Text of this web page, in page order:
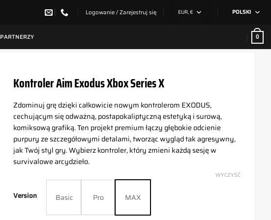
Logowanie / Zarejestruj się EUR, € POLSKI
PARTNERZY 0
Kontroler Aim Exodus Xbox Series X
Zdominuj grę dzięki całkowicie nowym kontrolerom EXODUS,
cechującym się odważną, postapokaliptyczną estetyką i surową,
komiksową grafiką. Ten projekt premium łączy głębokie odcienie
purpury ze szczegółowymi detalami, tworząc wygląd tak agresywny,
jak Twój styl gry. Wybierz kontroler, który zmieni każdą sesję w
survivalowe arcydzieło.
Version Basic Pro MAX
WYCZYŚĆ